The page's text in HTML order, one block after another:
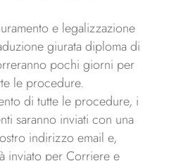
e legalizzazione
giurata diploma di
pochi giorni per
le procedure.
di tutte le procedure, i
saranno inviati con una
indirizzo email e,
inviato per Corriere e